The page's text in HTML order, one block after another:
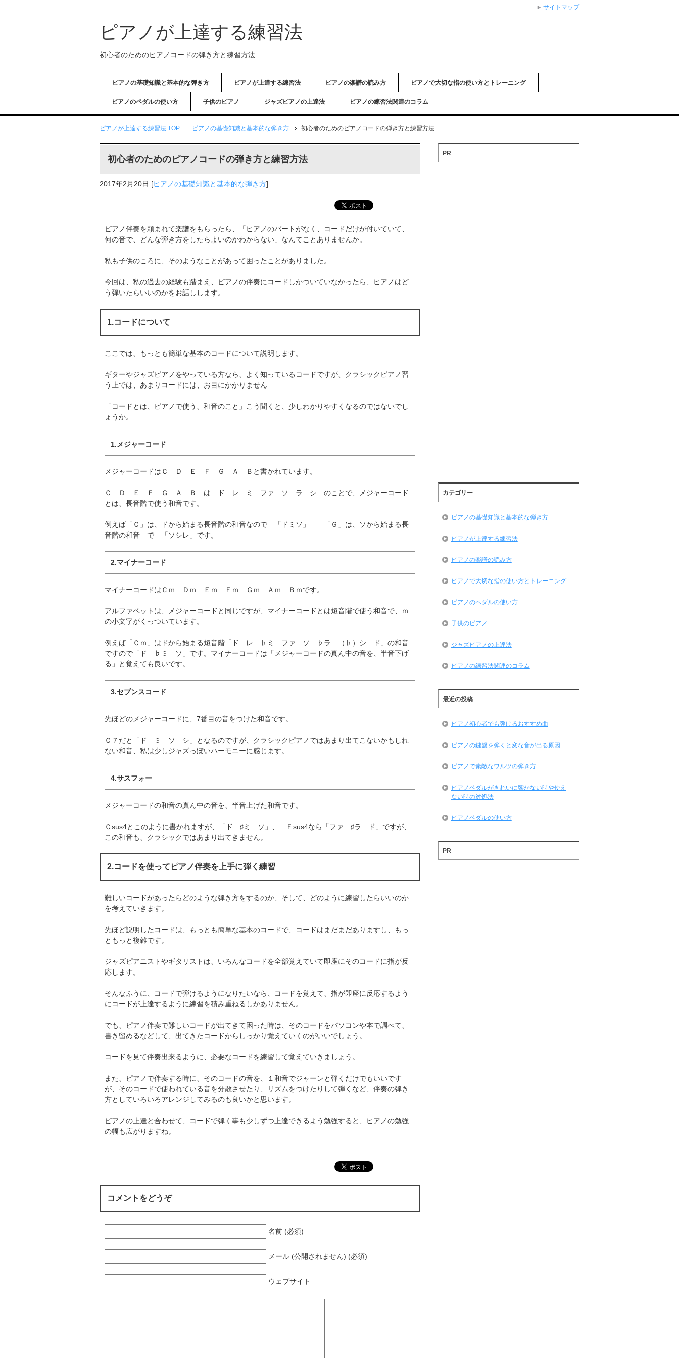
ピアノが上達する練習法
初心者のためのピアノコードの弾き方と練習方法
ピアノの基礎知識と基本的な弾き方 ピアノが上達する練習法 ピアノの楽譜の読み方 ピアノで大切な指の使い方とトレーニング
ピアノのペダルの使い方 子供のピアノ ジャズピアノの上達法 ピアノの練習法関連のコラム
ピアノが上達する練習法 TOP ピアノの基礎知識と基本的な弾き方 初心者のためのピアノコードの弾き方と練習方法
初心者のためのピアノコードの弾き方と練習方法
2017年2月20日 [ピアノの基礎知識と基本的な弾き方]
ピアノ伴奏を頼まれて楽譜をもらったら、「ピアノのパートがなく、コードだけが付いていて、
何の音で、どんな弾き方をしたらよいのかわからない」なんてことありませんか。
私も子供のころに、そのようなことがあって困ったことがありました。
今回は、私の過去の経験も踏まえ、ピアノの伴奏にコードしかついていなかったら、ピアノはど
う弾いたらいいのかをお話しします。
1.コードについて
ここでは、もっとも簡単な基本のコードについて説明します。
ギターやジャズピアノをやっている方なら、よく知っているコードですが、クラシックピアノ習
う上では、あまりコードには、お目にかかりません
「コードとは、ピアノで使う、和音のこと」こう聞くと、少しわかりやすくなるのではないでし
ょうか。
1.メジャーコード
メジャーコードはＣ Ｄ Ｅ Ｆ Ｇ Ａ Ｂと書かれています。
Ｃ Ｄ Ｅ Ｆ Ｇ Ａ Ｂ は ド レ ミ ファ ソ ラ シ のことで、メジャーコード
とは、長音階で使う和音です。
例えば「Ｃ」は、ドから始まる長音階の和音なので 「ドミソ」 「Ｇ」は、ソから始まる長
音階の和音 で 「ソシレ」です。
2.マイナーコード
マイナーコードはＣｍ Ｄｍ Ｅｍ Ｆｍ Ｇｍ Ａｍ Ｂｍです。
アルファベットは、メジャーコードと同じですが、マイナーコードとは短音階で使う和音で、ｍ
の小文字がくっついています。
例えば「Ｃｍ」はドから始まる短音階「ド レ ♭ミ ファ ソ ♭ラ （♭）シ ド」の和音
ですので「ド ♭ミ ソ」です。マイナーコードは「メジャーコードの真ん中の音を、半音下げ
る」と覚えても良いです。
3.セブンスコード
先ほどのメジャーコードに、7番目の音をつけた和音です。
Ｃ７だと「ド ミ ソ シ」となるのですが、クラシックピアノではあまり出てこないかもしれ
ない和音、私は少しジャズっぽいハーモニーに感じます。
4.サスフォー
メジャーコードの和音の真ん中の音を、半音上げた和音です。
Ｃsus4とこのように書かれますが、「ド ♯ミ ソ」、 Ｆsus4なら「ファ ♯ラ ド」ですが、
この和音も、クラシックではあまり出てきません。
2.コードを使ってピアノ伴奏を上手に弾く練習
難しいコードがあったらどのような弾き方をするのか、そして、どのように練習したらいいのか
を考えていきます。
先ほど説明したコードは、もっとも簡単な基本のコードで、コードはまだまだありますし、もっ
ともっと複雑です。
ジャズピアニストやギタリストは、いろんなコードを全部覚えていて即座にそのコードに指が反
応します。
そんなふうに、コードで弾けるようになりたいなら、コードを覚えて、指が即座に反応するよう
にコードが上達するように練習を積み重ねるしかありません。
でも、ピアノ伴奏で難しいコードが出てきて困った時は、そのコードをパソコンや本で調べて、
書き留めるなどして、出てきたコードからしっかり覚えていくのがいいでしょう。
コードを見て伴奏出来るように、必要なコードを練習して覚えていきましょう。
また、ピアノで伴奏する時に、そのコードの音を、１和音でジャーンと弾くだけでもいいです
が、そのコードで使われている音を分散させたり、リズムをつけたりして弾くなど、伴奏の弾き
方としていろいろアレンジしてみるのも良いかと思います。
ピアノの上達と合わせて、コードで弾く事も少しずつ上達できるよう勉強すると、ピアノの勉強
の幅も広がりますね。
コメントをどうぞ
名前 (必須)
メール (公開されません) (必須)
ウェブサイト
PR
カテゴリー
ピアノの基礎知識と基本的な弾き方
ピアノが上達する練習法
ピアノの楽譜の読み方
ピアノで大切な指の使い方とトレーニング
ピアノのペダルの使い方
子供のピアノ
ジャズピアノの上達法
ピアノの練習法関連のコラム
最近の投稿
ピアノ初心者でも弾けるおすすめ曲
ピアノの鍵盤を弾くと変な音が出る原因
ピアノで素敵なワルツの弾き方
ピアノペダルがきれいに響かない時や使え
ない時の対処法
ピアノペダルの使い方
PR
サイトマップ